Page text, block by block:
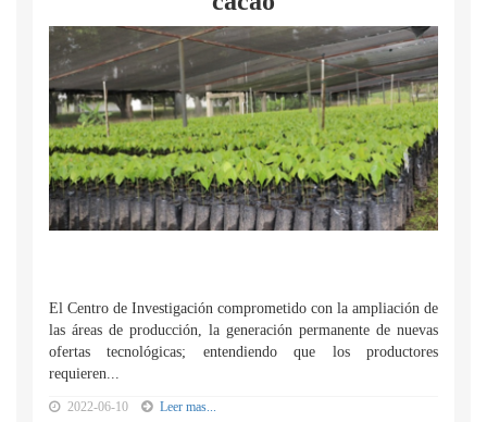
El Centro de Investigación comprometido con la ampliación de
las áreas de producción, la generación permanente de nuevas
ofertas tecnológicas; entendiendo que los productores
requieren...
2022-06-10 Leer mas...